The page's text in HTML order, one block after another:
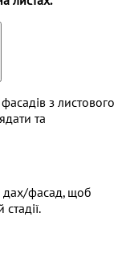
з листового
та
дах/фасад, щоб